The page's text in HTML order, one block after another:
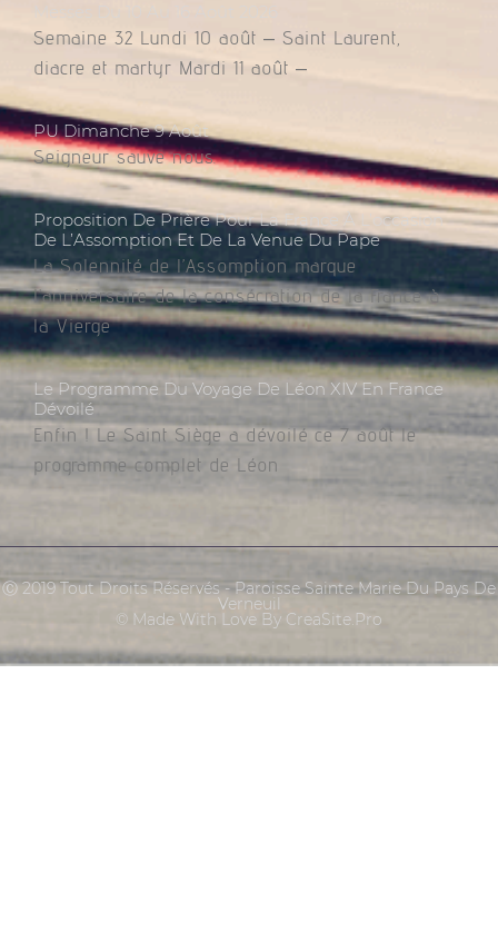
Semaine 32 Lundi 10 août – Saint Laurent,
diacre et martyr Mardi 11 août –
PU Dimanche 9 Août
Seigneur sauve nous.
Proposition De Prière Pour La France À L’occasion
De L’Assomption Et De La Venue Du Pape
La Solennité de l’Assomption marque
l’anniversaire de la consécration de la France à
la Vierge
Le Programme Du Voyage De Léon XIV En France
Dévoilé
Enfin ! Le Saint Siège a dévoilé ce 7 août le
programme complet de Léon
Ⓒ 2019 Tout Droits Réservés - Paroisse Sainte Marie Du Pays De
Verneuil
© Made With Love By CreaSite.Pro